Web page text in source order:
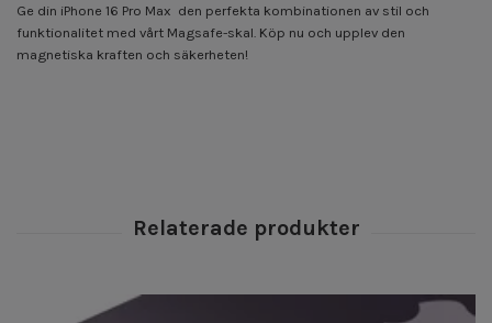
Ge din iPhone 16 Pro Max den perfekta kombinationen av stil och
funktionalitet med vårt Magsafe-skal. Köp nu och upplev den
magnetiska kraften och säkerheten!